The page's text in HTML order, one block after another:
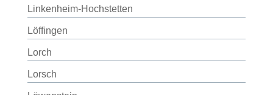
Linkenheim-Hochstetten
Löffingen
Lorch
Lorsch